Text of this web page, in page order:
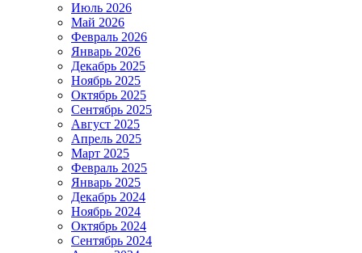
Июль 2026
Май 2026
Февраль 2026
Январь 2026
Декабрь 2025
Ноябрь 2025
Октябрь 2025
Сентябрь 2025
Август 2025
Апрель 2025
Март 2025
Февраль 2025
Январь 2025
Декабрь 2024
Ноябрь 2024
Октябрь 2024
Сентябрь 2024